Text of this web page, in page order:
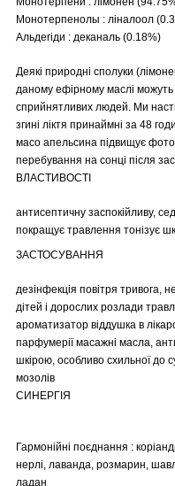
Монотерпенолы : ліналоол
Альдегіди : деканаль (0.18%)
Деякі природні сполуки
даному ефірному маслі можуть
сприйнятливих людей. Ми
згині ліктя принаймні за 48
масо апельсина підвищує
перебування на сонці після
ВЛАСТИВОСТІ
антисептичну заспокійливу,
покращує травлення тонізує
ЗАСТОСУВАННЯ
дезінфекція повітря тривога,
дітей і дорослих розлади
ароматизатор віддушка в
парфумерії масажні масла,
шкірою, особливо схильної до
мозолів
СИНЕРГІЯ
Гармонійні поєднання :
нерлі, лаванда, розмарин,
ладан